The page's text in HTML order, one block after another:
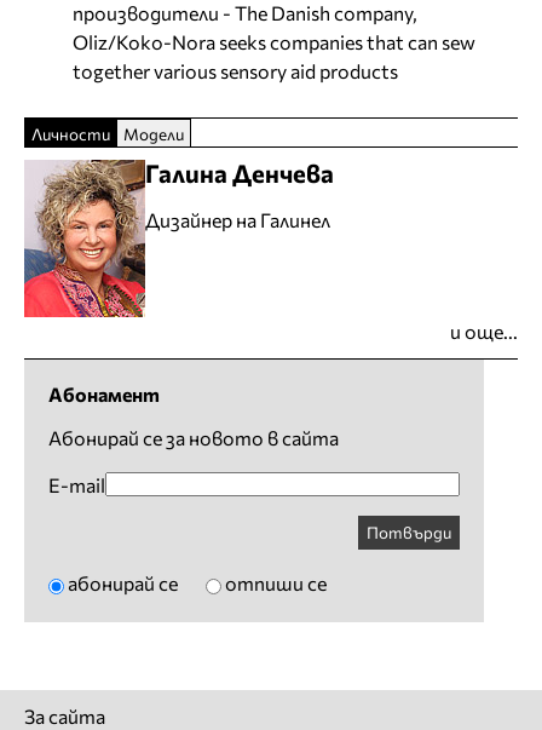
производители - The Danish company,
Oliz/Koko-Nora seeks companies that can sew
together various sensory aid products
Личности Модели
Галина Денчева
Дизайнер на Галинел
и още...
Абонамент
Абонирай се за новото в сайта
E-mail
Потвърди
абонирай се отпиши се
За сайта